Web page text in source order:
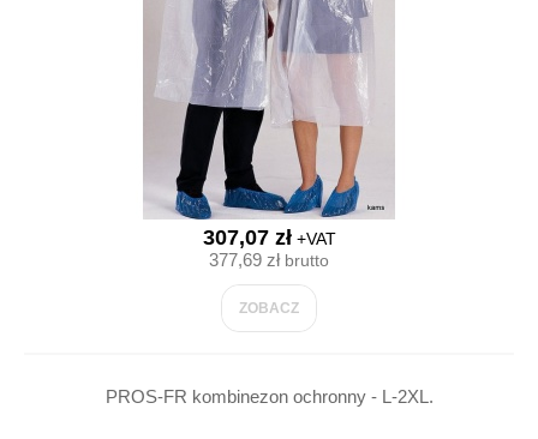
307,07 zł+VAT
377,69 złbrutto
ZOBACZ
PROS-FR kombinezon ochronny - L-2XL.